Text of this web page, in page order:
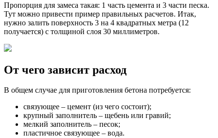
Пропорция для замеса такая: 1 часть цемента и 3 части песка.
Тут можно привести пример правильных расчетов. Итак,
нужно залить поверхность 3 на 4 квадратных метра (12
получается) с толщиной слоя 30 миллиметров.
От чего зависит расход
В общем случае для приготовления бетона потребуется:
связующее – цемент (из чего состоит);
крупный заполнитель – щебень или гравий;
мелкий заполнитель – песок;
пластичное связующее – вода.